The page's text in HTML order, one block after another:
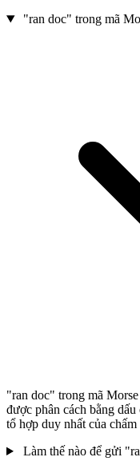
"ran doc" trong mã
"ran doc" trong mã
được phân cách bằng
tổ hợp duy nhất của chấm
Làm thế nào để gửi